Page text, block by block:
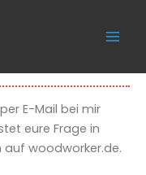
E-Mail bei mir
eure Frage in
woodworker.de.